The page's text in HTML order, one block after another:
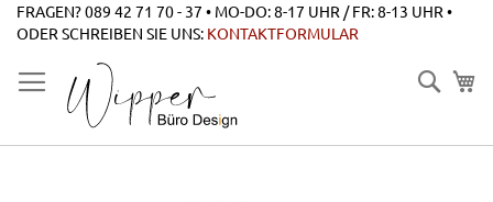
Zum
Inhalt
FRAGEN? 089 42 71 70 - 37 • MO-DO: 8-17 UHR / FR: 8-13 UHR •
ODER SCHREIBEN SIE UNS: KONTAKTFORMULAR
Suche